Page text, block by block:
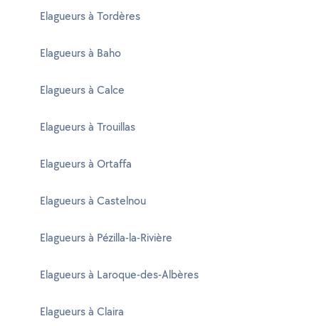
Elagueurs à Tordères
Elagueurs à Baho
Elagueurs à Calce
Elagueurs à Trouillas
Elagueurs à Ortaffa
Elagueurs à Castelnou
Elagueurs à Pézilla-la-Rivière
Elagueurs à Laroque-des-Albères
Elagueurs à Claira